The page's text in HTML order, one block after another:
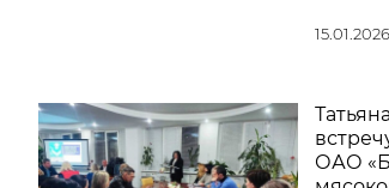
15.01.2026
ОАО